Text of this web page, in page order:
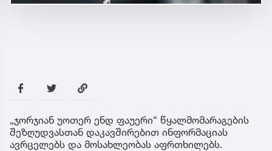
„ჯორჯიან უოთერ ენდ ფაუერი“ წყალმომარაგების
შეზღუდვასთან დაკავშირებით ინფორმაციას
ავრცელებს და მოსახლეობას აფრთხილებს.